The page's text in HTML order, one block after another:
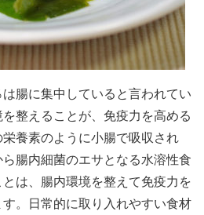
は腸に集中していると言われてい
整えることが、免疫力を高める
養素のように小腸で吸収され
腸内細菌のエサとなる水溶性食
は、腸内環境を整えて免疫力を
。日常的に取り入れやすい食材